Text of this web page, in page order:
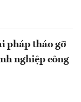
pháp tháo gỡ
nghiệp công